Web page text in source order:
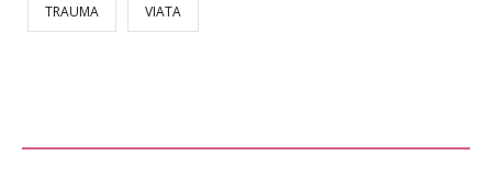
TRAUMA VIATA